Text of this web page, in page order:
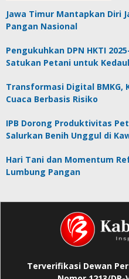
Jawa Timur Mantapkan Diri
Pangan Nasional
Pengukuhkan DPN HKTI
Satukan Petani untuk
Transformasi Digital BMKG,
Cuaca Berbasis Risiko
IPB Dorong Produktivitas
Salurkan Benih Unggul di
Hari Tani dan Momentum
Lumbung Pangan
Terverifikasi Dewan